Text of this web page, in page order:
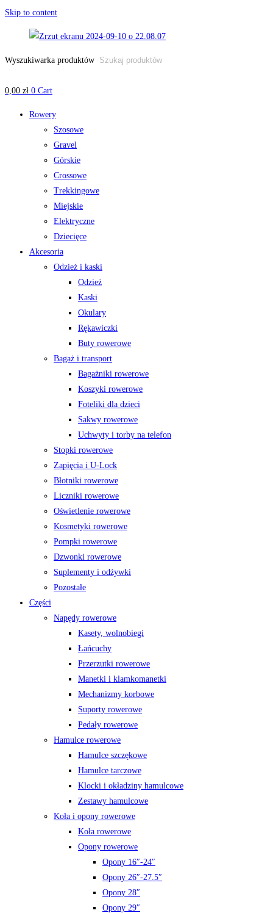
Skip to content
Wyszukiwarka produktów
0,00 zł 0 Cart
Rowery
Szosowe
Gravel
Górskie
Crossowe
Trekkingowe
Miejskie
Elektryczne
Dziecięce
Akcesoria
Odzież i kaski
Odzież
Kaski
Okulary
Rękawiczki
Buty rowerowe
Bagaż i transport
Bagażniki rowerowe
Koszyki rowerowe
Foteliki dla dzieci
Sakwy rowerowe
Uchwyty i torby na telefon
Stopki rowerowe
Zapięcia i U-Lock
Błotniki rowerowe
Liczniki rowerowe
Oświetlenie rowerowe
Kosmetyki rowerowe
Pompki rowerowe
Dzwonki rowerowe
Suplementy i odżywki
Pozostałe
Części
Napędy rowerowe
Kasety, wolnobiegi
Łańcuchy
Przerzutki rowerowe
Manetki i klamkomanetki
Mechanizmy korbowe
Suporty rowerowe
Pedały rowerowe
Hamulce rowerowe
Hamulce szczękowe
Hamulce tarczowe
Klocki i okładziny hamulcowe
Zestawy hamulcowe
Koła i opony rowerowe
Koła rowerowe
Opony rowerowe
Opony 16″-24″
Opony 26″-27.5″
Opony 28″
Opony 29″